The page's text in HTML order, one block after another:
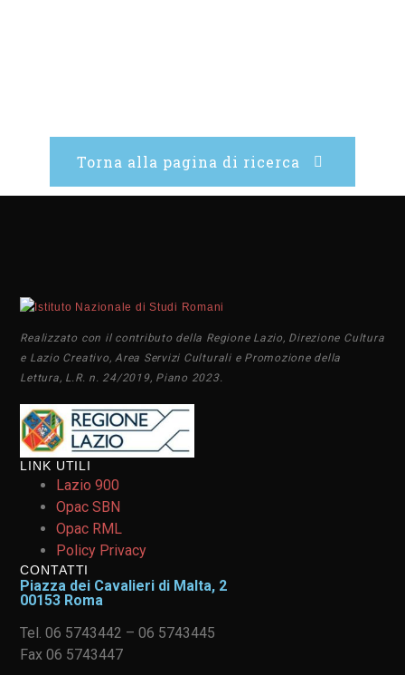
Torna alla pagina di ricerca
Realizzato con il contributo della Regione Lazio, Direzione Cultura
e Lazio Creativo, Area Servizi Culturali e Promozione della
Lettura, L.R. n. 24/2019, Piano 2023.
LINK UTILI
Lazio 900
Opac SBN
Opac RML
Policy Privacy
CONTATTI
Piazza dei Cavalieri di Malta, 2
00153 Roma
Tel. 06 5743442 – 06 5743445
Fax 06 5743447